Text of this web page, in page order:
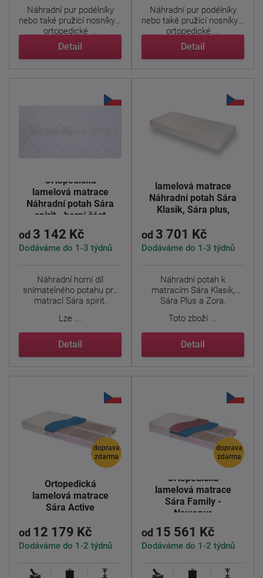
Náhradní pur podélníky
nebo také pružící nosníky k
ortopedické ...
Detail
Náhradní pur podélníky
nebo také pružící nosníky k
ortopedické ...
Detail
Ortopedická
lamelová matrace
Náhradní potah Sára
spirit - horní část
od 3 142 Kč
Dodáváme do 1-3 týdnů
Náhradní horní díl
snímatelného potahu pro
matrací Sára spirit.
Lze ...
Detail
lamelová matrace
Náhradní potah Sára
Klasik, Sára plus,
od 3 701 Kč
Dodáváme do 1-3 týdnů
Náhradní potah k
matracím Sára Klasik,
Sára Plus a Zora.
Toto zboží ...
Detail
doprava
zdarma
Ortopedická
lamelová matrace
Sára Active
od 12 179 Kč
Dodáváme do 1-2 týdnů
doprava
zdarma
Ortopedická
lamelová matrace
Sára Family -
Nawapur
od 15 561 Kč
Dodáváme do 1-2 týdnů